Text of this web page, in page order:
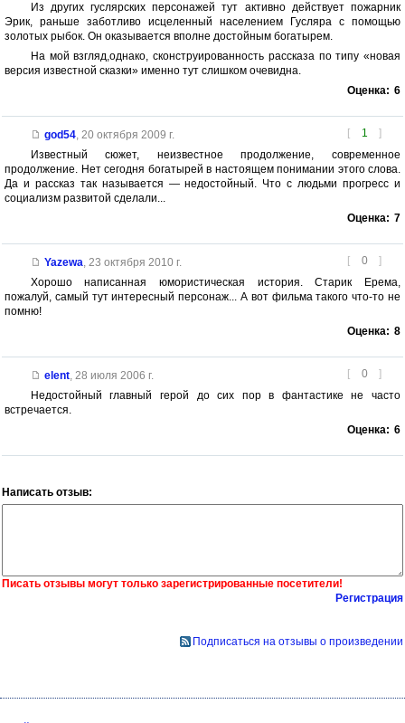
Из других гуслярских персонажей тут активно действует пожарник
Эрик, раньше заботливо исцеленный населением Гусляра с помощью
золотых рыбок. Он оказывается вполне достойным богатырем.
На мой взгляд,однако, сконструированность рассказа по типу «новая
версия известной сказки» именно тут слишком очевидна.
Оценка: 6
[ 1 ]
god54, 20 октября 2009 г.
Известный сюжет, неизвестное продолжение, современное
продолжение. Нет сегодня богатырей в настоящем понимании этого слова.
Да и рассказ так называется — недостойный. Что с людьми прогресс и
социализм развитой сделали...
Оценка: 7
[ 0 ]
Yazewa, 23 октября 2010 г.
Хорошо написанная юмористическая история. Старик Ерема,
пожалуй, самый тут интересный персонаж... А вот фильма такого что-то не
помню!
Оценка: 8
[ 0 ]
elent, 28 июля 2006 г.
Недостойный главный герой до сих пор в фантастике не часто
встречается.
Оценка: 6
Написать отзыв:
Писать отзывы могут только зарегистрированные посетители!
Регистрация
Подписаться на отзывы о произведении